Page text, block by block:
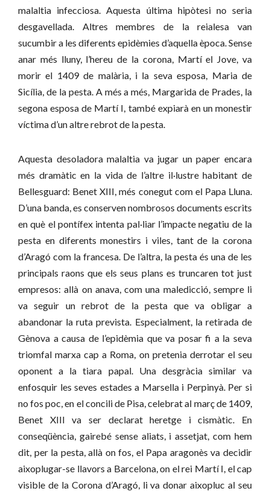
malaltia infecciosa. Aquesta última hipòtesi no seria
desgavellada. Altres membres de la reialesa van
sucumbir a les diferents epidèmies d’aquella època. Sense
anar més lluny, l’hereu de la corona, Martí el Jove, va
morir el 1409 de malària, i la seva esposa, Maria de
Sicília, de la pesta. A més a més, Margarida de Prades, la
segona esposa de Martí I, també expiarà en un monestir
víctima d’un altre rebrot de la pesta.
Aquesta desoladora malaltia va jugar un paper encara
més dramàtic en la vida de l’altre il·lustre habitant de
Bellesguard: Benet XIII, més conegut com el Papa Lluna.
D’una banda, es conserven nombrosos documents escrits
en què el pontífex intenta pal·liar l’impacte negatiu de la
pesta en diferents monestirs i viles, tant de la corona
d’Aragó com la francesa. De l’altra, la pesta és una de les
principals raons que els seus plans es truncaren tot just
empresos: allà on anava, com una maledicció, sempre li
va seguir un rebrot de la pesta que va obligar a
abandonar la ruta prevista. Especialment, la retirada de
Gènova a causa de l’epidèmia que va posar fi a la seva
triomfal marxa cap a Roma, on pretenia derrotar el seu
oponent a la tiara papal. Una desgràcia similar va
enfosquir les seves estades a Marsella i Perpinyà. Per si
no fos poc, en el concili de Pisa, celebrat al març de 1409,
Benet XIII va ser declarat heretge i cismàtic. En
conseqüència, gairebé sense aliats, i assetjat, com hem
dit, per la pesta, allà on fos, el Papa aragonès va decidir
aixoplugar-se llavors a Barcelona, ​​on el rei Martí I, el cap
visible de la Corona d’Aragó, li va donar aixopluc al seu